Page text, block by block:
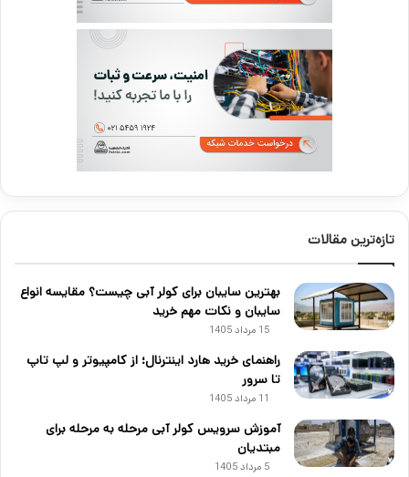
تازه‌ترین مقالات
بهترین سایبان برای کولر آبی چیست؟ مقایسه انواع
سایبان و نکات مهم خرید
15 مرداد 1405
راهنمای خرید هارد اینترنال؛ از کامپیوتر و لپ تاپ
تا سرور
11 مرداد 1405
آموزش سرویس کولر آبی مرحله به مرحله برای
مبتدیان
5 مرداد 1405